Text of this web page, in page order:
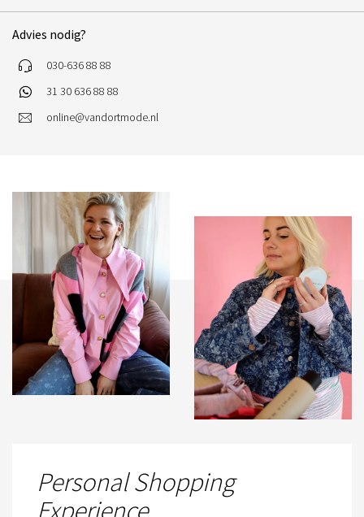
Advies nodig?
030-636 88 88
31 30 636 88 88
online@vandortmode.nl
Personal Shopping
Experience